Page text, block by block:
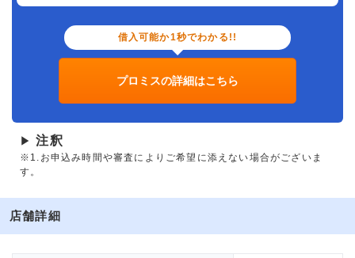
借入可能か1秒でわかる!!
プロミスの詳細はこちら
▶ 注釈
※1.お申込み時間や審査によりご希望に添えない場合がございま
す。
店舗詳細